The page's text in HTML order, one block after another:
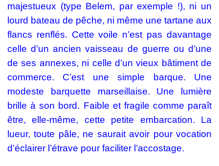
majestueux (type Belem, par exemple !), ni un
lourd bateau de pêche, ni même une tartane aux
flancs renflés. Cette voile n’est pas davantage
celle d’un ancien vaisseau de guerre ou d’une
de ses annexes, ni celle d’un vieux bâtiment de
commerce. C’est une simple barque. Une
modeste barquette marseillaise. Une lumière
brille à son bord. Faible et fragile comme paraît
être, elle-même, cette petite embarcation. La
lueur, toute pâle, ne saurait avoir pour vocation
d’éclairer l’étrave pour faciliter l’accostage.